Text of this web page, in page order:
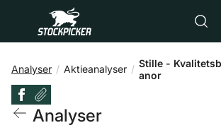
Gå till huvudinnehåll
Analyser Aktieanalyser
Stille -
anor
Analyser